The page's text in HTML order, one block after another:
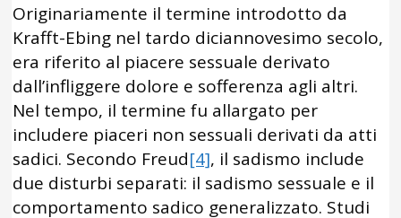
Originariamente il termine introdotto da
Krafft-Ebing nel tardo diciannovesimo secolo,
era riferito al piacere sessuale derivato
dall’infliggere dolore e sofferenza agli altri.
Nel tempo, il termine fu allargato per
includere piaceri non sessuali derivati da atti
sadici. Secondo Freud[4], il sadismo include
due disturbi separati: il sadismo sessuale e il
comportamento sadico generalizzato. Studi